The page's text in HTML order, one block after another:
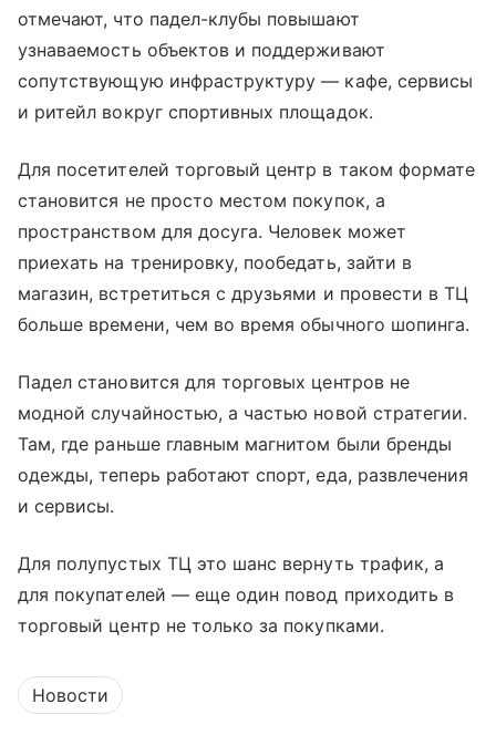
отмечают, что падел-клубы повышают
узнаваемость объектов и поддерживают
сопутствующую инфраструктуру — кафе, сервисы
и ритейл вокруг спортивных площадок.
Для посетителей торговый центр в таком формате
становится не просто местом покупок, а
пространством для досуга. Человек может
приехать на тренировку, пообедать, зайти в
магазин, встретиться с друзьями и провести в ТЦ
больше времени, чем во время обычного шопинга.
Падел становится для торговых центров не
модной случайностью, а частью новой стратегии.
Там, где раньше главным магнитом были бренды
одежды, теперь работают спорт, еда, развлечения
и сервисы.
Для полупустых ТЦ это шанс вернуть трафик, а
для покупателей — еще один повод приходить в
торговый центр не только за покупками.
Новости